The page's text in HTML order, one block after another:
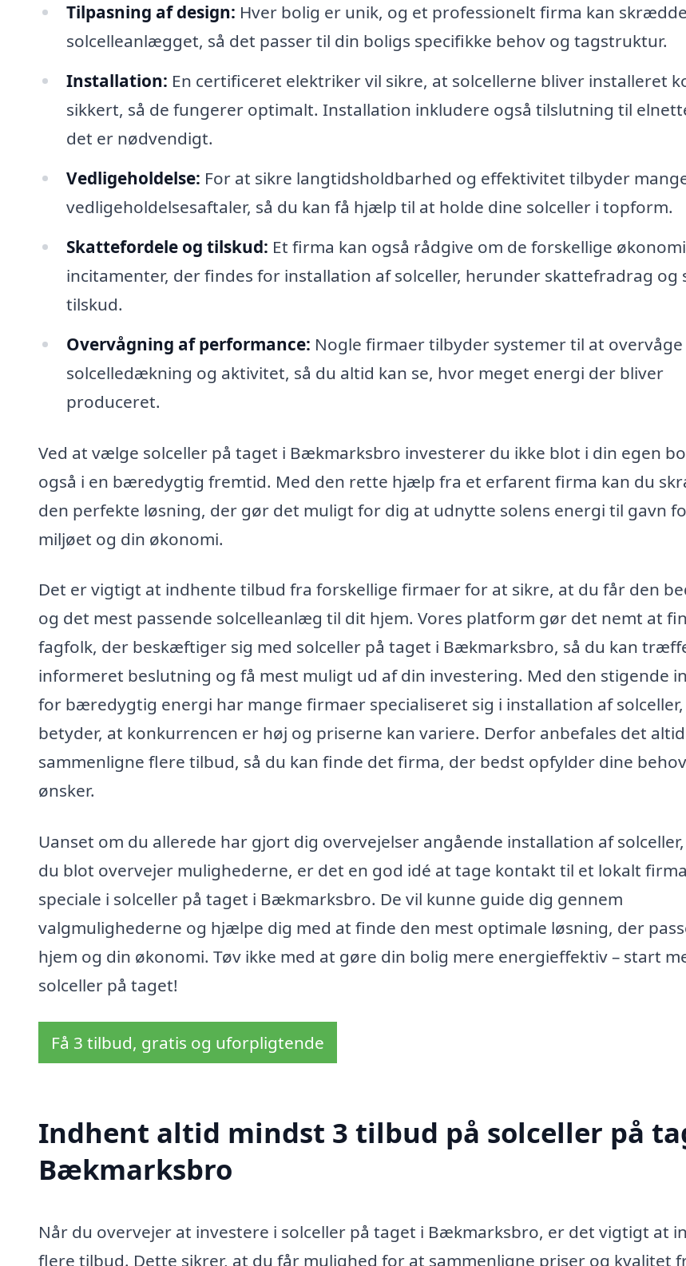
Tilpasning af design: Hver bolig er unik, og et professionelt firma kan
solcelleanlægget, så det passer til din boligs specifikke behov og tagstruktur.
Installation: En certificeret elektriker vil sikre, at solcellerne bliver installeret
sikkert, så de fungerer optimalt. Installation inkludere også tilslutning til
det er nødvendigt.
Vedligeholdelse: For at sikre langtidsholdbarhed og effektivitet tilbyder
vedligeholdelsesaftaler, så du kan få hjælp til at holde dine solceller i topform.
Skattefordele og tilskud: Et firma kan også rådgive om de forskellige
incitamenter, der findes for installation af solceller, herunder skattefradrag og
tilskud.
Overvågning af performance: Nogle firmaer tilbyder systemer til at
solcelledækning og aktivitet, så du altid kan se, hvor meget energi der bliver
produceret.
Ved at vælge solceller på taget i Bækmarksbro investerer du ikke blot i din egen
også i en bæredygtig fremtid. Med den rette hjælp fra et erfarent firma kan du
den perfekte løsning, der gør det muligt for dig at udnytte solens energi til gavn
miljøet og din økonomi.
Det er vigtigt at indhente tilbud fra forskellige firmaer for at sikre, at du får den
og det mest passende solcelleanlæg til dit hjem. Vores platform gør det nemt at
fagfolk, der beskæftiger sig med solceller på taget i Bækmarksbro, så du kan
informeret beslutning og få mest muligt ud af din investering. Med den stigende
for bæredygtig energi har mange firmaer specialiseret sig i installation af
betyder, at konkurrencen er høj og priserne kan variere. Derfor anbefales det
sammenligne flere tilbud, så du kan finde det firma, der bedst opfylder dine
ønsker.
Uanset om du allerede har gjort dig overvejelser angående installation af
du blot overvejer mulighederne, er det en god idé at tage kontakt til et lokalt
speciale i solceller på taget i Bækmarksbro. De vil kunne guide dig gennem
valgmulighederne og hjælpe dig med at finde den mest optimale løsning, der
hjem og din økonomi. Tøv ikke med at gøre din bolig mere energieffektiv – start
solceller på taget!
Få 3 tilbud, gratis og uforpligtende
Indhent altid mindst 3 tilbud på solceller på
Bækmarksbro
Når du overvejer at investere i solceller på taget i Bækmarksbro, er det vigtigt at
flere tilbud. Dette sikrer, at du får mulighed for at sammenligne priser og kvalitet